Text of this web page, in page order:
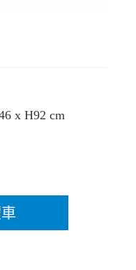
x H92 cm